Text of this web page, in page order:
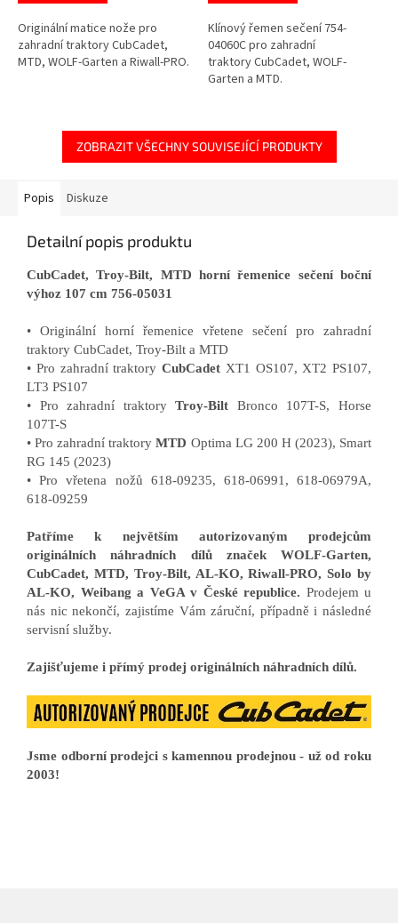
Originální matice nože pro
zahradní traktory CubCadet,
MTD, WOLF-Garten a Riwall-PRO.
Klínový řemen sečení 754-
04060C pro zahradní
traktory CubCadet, WOLF-
Garten a MTD.
ZOBRAZIT VŠECHNY SOUVISEJÍCÍ PRODUKTY
Popis Diskuze
Detailní popis produktu
CubCadet, Troy-Bilt, MTD horní řemenice sečení boční
výhoz 107 cm 756-05031
• Originální horní řemenice vřetene sečení pro zahradní
traktory CubCadet, Troy-Bilt a MTD
• Pro zahradní traktory CubCadet XT1 OS107, XT2 PS107,
LT3 PS107
• Pro zahradní traktoryTroy-Bilt Bronco 107T-S, Horse
107T-S
• Pro zahradní traktoryMTD Optima LG 200 H (2023), Smart
RG 145 (2023)
• Pro vřetena nožů 618-09235, 618-06991, 618-06979A,
618-09259
Patříme k největším autorizovaným prodejcům
originálních náhradních dílů značek WOLF-Garten,
CubCadet, MTD, Troy-Bilt, AL-KO, Riwall-PRO, Solo by
AL-KO, Weibang a VeGA v České republice. Prodejem u
nás nic nekončí, zajistíme Vám záruční, případně i následné
servisní služby.
Zajišťujeme i přímý prodej originálních náhradních dílů.
Jsme odborní prodejci s kamennou prodejnou - už od roku
2003!